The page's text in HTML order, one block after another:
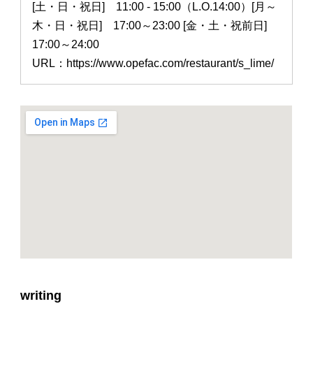
[土・日・祝日] 11:00 - 15:00（L.O.14:00）[月～
木・日・祝日] 17:00～23:00 [金・土・祝前日]
17:00～24:00
URL：https://www.opefac.com/restaurant/s_lime/
writing